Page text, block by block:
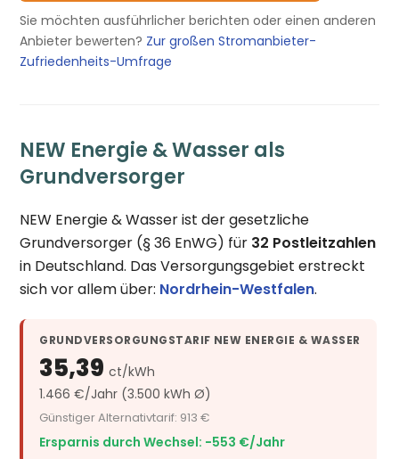
Sie möchten ausführlicher berichten oder einen anderen
Anbieter bewerten? Zur großen Stromanbieter-
Zufriedenheits-Umfrage
NEW Energie & Wasser als
Grundversorger
NEW Energie & Wasser ist der gesetzliche
Grundversorger (§ 36 EnWG) für 32 Postleitzahlen
in Deutschland. Das Versorgungsgebiet erstreckt
sich vor allem über: Nordrhein-Westfalen.
GRUNDVERSORGUNGSTARIF NEW ENERGIE & WASSER
35,39ct/kWh
1.466 €/Jahr (3.500 kWh Ø)
Günstiger Alternativtarif: 913 €
Ersparnis durch Wechsel: −553 €/Jahr